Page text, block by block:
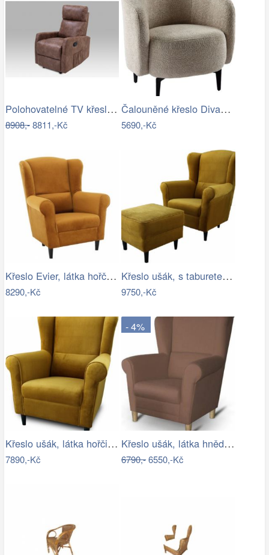
Polohovatelné TV křeslo TV-5053 Autronic
8908,-8811,-Kč
Čalouněné křeslo Divano béžová/černá
5690,-Kč
Křeslo Evier, látka hořčicová
8290,-Kč
Křeslo ušák, s taburetem, látka…
9750,-Kč
Křeslo ušák, látka hořčicová, Charlot…
7890,-Kč
- 4%
Křeslo ušák, látka hnědá, CHARLOT Mdum
6790,-6550,-Kč